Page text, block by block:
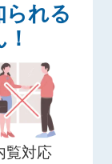
られる
覧対応